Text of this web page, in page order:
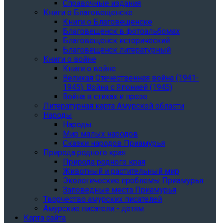
Справочные издания
Книги о Благовещенске
Книги о Благовещенске
Благовещенск в фотоальбомах
Благовещенск исторический
Благовещенск литературный
Книги о войне
Книги о войне
Великая Отечественная война (1941-
1945). Война с Японией (1945)
Война в стихах и прозе
Литературная карта Амурской области
Народы
Народы
Мир малых народов
Сказки народов Приамурья
Природа родного края
Природа родного края
Животный и растительный мир
Экологические проблемы Приамурья
Заповедные места Приамурья
Творчество амурских писателей
Амурские писатели - детям
Карта сайта